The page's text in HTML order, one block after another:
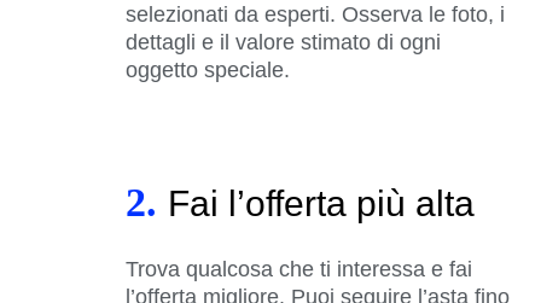
selezionati da esperti. Osserva le foto, i
dettagli e il valore stimato di ogni
oggetto speciale.
2. Fai l’offerta più alta
Trova qualcosa che ti interessa e fai
l’offerta migliore. Puoi seguire l’asta fino